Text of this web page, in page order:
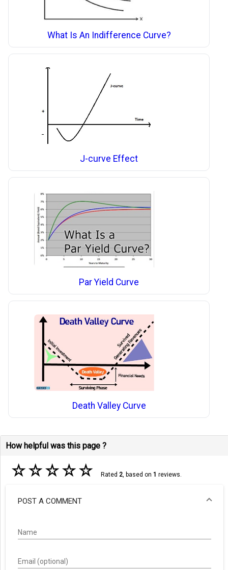
What Is An Indifference Curve?
J-curve Effect
Par Yield Curve
Death Valley Curve
How helpful was this page ?
☆☆☆☆☆ Rated 2, based on 1 reviews.
POST A COMMENT
Name
Email (optional)